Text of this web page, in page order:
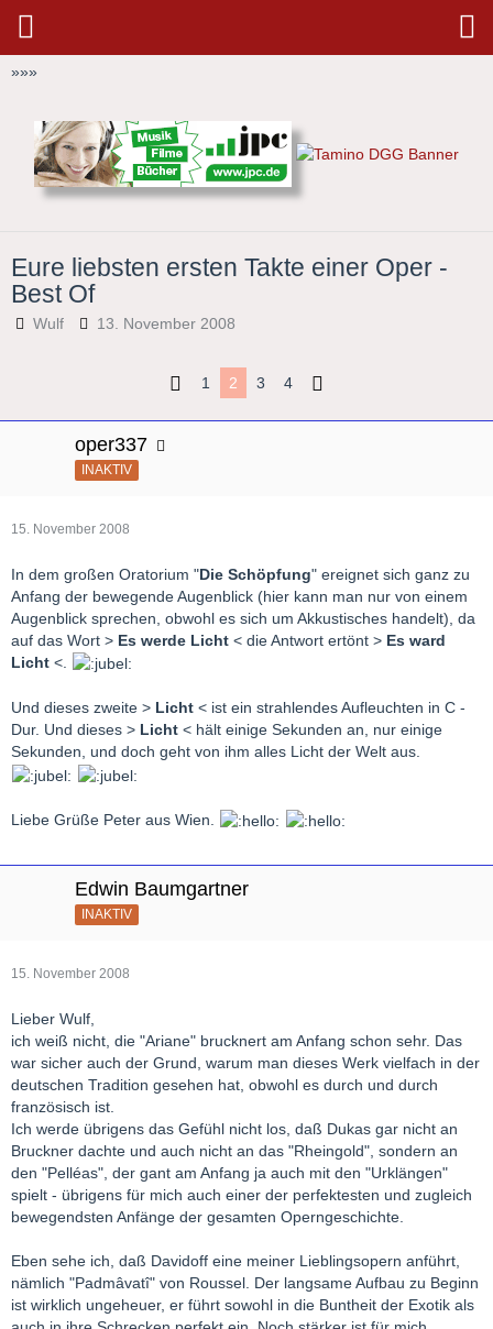
»»»
Eure liebsten ersten Takte einer Oper -
Best Of
Wulf 13. November 2008
1 2 3 4
oper337
INAKTIV
15. November 2008
In dem großen Oratorium "Die Schöpfung" ereignet sich ganz zu
Anfang der bewegende Augenblick (hier kann man nur von einem
Augenblick sprechen, obwohl es sich um Akkustisches handelt), da
auf das Wort > Es werde Licht < die Antwort ertönt > Es ward
Licht <.
Und dieses zweite > Licht < ist ein strahlendes Aufleuchten in C -
Dur. Und dieses > Licht < hält einige Sekunden an, nur einige
Sekunden, und doch geht von ihm alles Licht der Welt aus.
Liebe Grüße Peter aus Wien.
Edwin Baumgartner
INAKTIV
15. November 2008
Lieber Wulf,
ich weiß nicht, die "Ariane" brucknert am Anfang schon sehr. Das
war sicher auch der Grund, warum man dieses Werk vielfach in der
deutschen Tradition gesehen hat, obwohl es durch und durch
französisch ist.
Ich werde übrigens das Gefühl nicht los, daß Dukas gar nicht an
Bruckner dachte und auch nicht an das "Rheingold", sondern an
den "Pelléas", der gant am Anfang ja auch mit den "Urklängen"
spielt - übrigens für mich auch einer der perfektesten und zugleich
bewegendsten Anfänge der gesamten Operngeschichte.
Eben sehe ich, daß Davidoff eine meiner Lieblingsopern anführt,
nämlich "Padmâvatî" von Roussel. Der langsame Aufbau zu Beginn
ist wirklich ungeheuer, er führt sowohl in die Buntheit der Exotik als